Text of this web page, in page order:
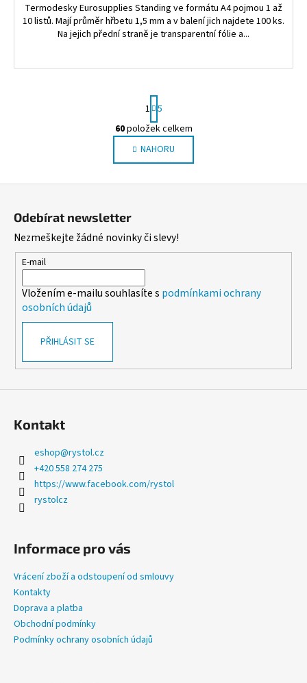
Termodesky Eurosupplies Standing ve formátu A4 pojmou 1 až
10 listů. Mají průměr hřbetu 1,5 mm a v balení jich najdete 100 ks.
Na jejich přední straně je transparentní fólie a...
O
v
l
á
í
p
k
s
S
t
r
á
n
k
1 5
60položek celkem
NAHORU
Odebírat newsletter
Nezmeškejte žádné novinky či slevy!
E-mail
Vložením e-mailu souhlasíte s podmínkami ochrany
osobních údajů
PŘIHLÁSIT SE
Kontakt
eshop@rystol.cz
+420 558 274 275
https://www.facebook.com/rystol
rystolcz
Informace pro vás
Vrácení zboží a odstoupení od smlouvy
Kontakty
Doprava a platba
Obchodní podmínky
Podmínky ochrany osobních údajů